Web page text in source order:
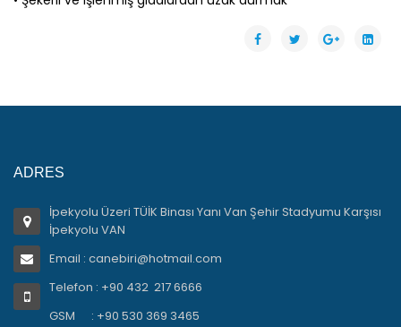
ADRES
İpekyolu Üzeri TÜİK Binası Yanı Van Şehir Stadyumu Karşısı
İpekyolu VAN
Email : canebiri@hotmail.com
Telefon : +90 432 217 6666
GSM : +90 530 369 3465